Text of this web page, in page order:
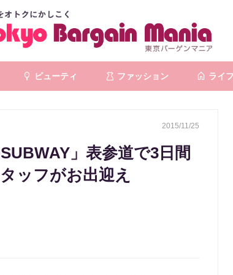
ビューティ ファッション ライフ
2015/11/25
」表参道で3日間
ッフがお出迎え